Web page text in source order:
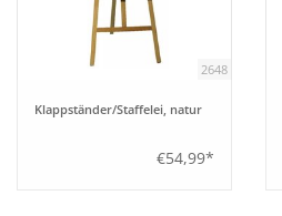
Fingerfood
Bar
2648
Klappständer/Staffelei, natur
€54,99*